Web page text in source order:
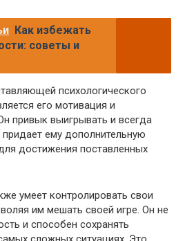
Как избежать
советы и
психологического
его мотивация и
привык выигрывать и всегда
ему дополнительную
достижения поставленных
умеет контролировать свои
им мешать своей игре. Он не
и способен сохранять